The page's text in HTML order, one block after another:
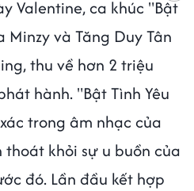
Valentine, ca khúc "Bật
Minzy và Tăng Duy Tân
thu về hơn 2 triệu
hành. "Bật Tình Yêu
trong âm nhạc của
thoát khỏi sự u buồn của
đó. Lần đầu kết hợp